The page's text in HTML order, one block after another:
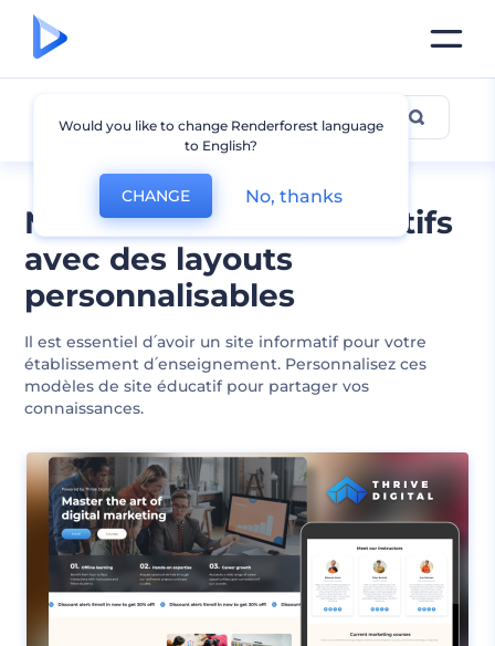
Modèles de sites éducatifs
avec des layouts
personnalisables
Il est essentiel d՛avoir un site informatif pour votre
établissement d՛enseignement. Personnalisez ces
modèles de site éducatif pour partager vos
connaissances.
Éducation
Would you like to change Renderforest language
to English?
CHANGE No, thanks